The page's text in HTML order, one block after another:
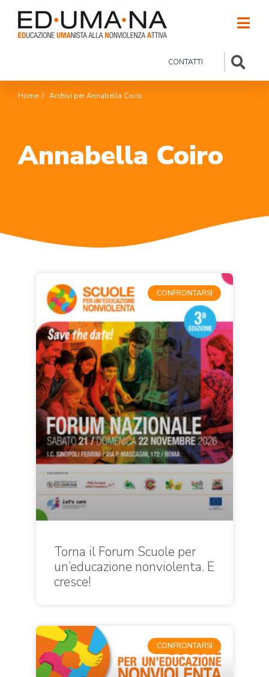
CONTATTI
Home / Archivi per Annabella Coiro
Annabella Coiro
CONFRONTARSI
Torna il Forum Scuole per
un’educazione nonviolenta. E
cresce!
CONFRONTARSI